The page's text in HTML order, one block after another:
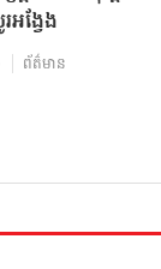
ង្វែង
ព័ត៌មាន